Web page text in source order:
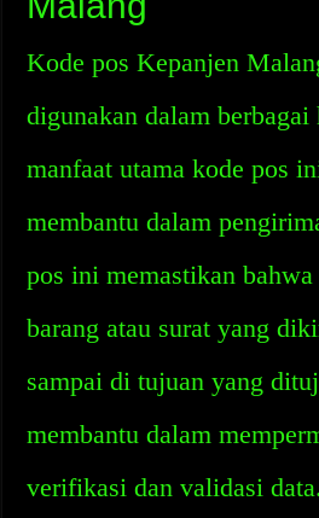
Kode pos Kepanjen
digunakan dalam berbagai
manfaat utama kode pos
membantu dalam
pos ini memastikan
barang atau surat yang
sampai di tujuan yang
membantu dalam
verifikasi dan validasi data.